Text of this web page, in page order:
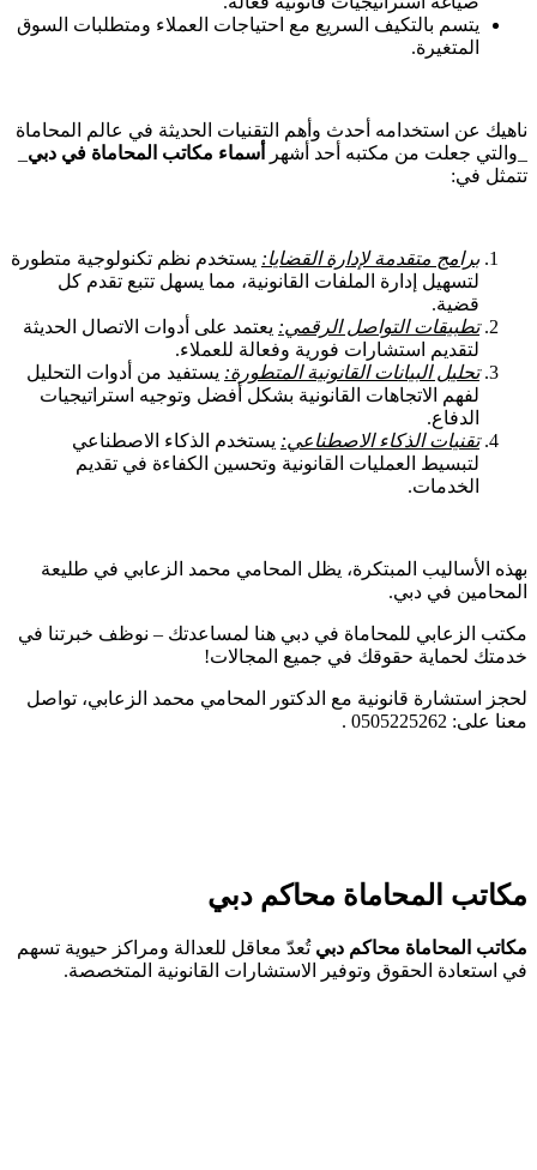
يتسم بالتكيف السريع مع احتياجات العملاء ومتطلبات السوق
المتغيرة.
ناهيك عن استخدامه أحدث وأهم التقنيات الحديثة في عالم المحاماة
_والتي جعلت من مكتبه أحد أشهر
أسماء مكاتب المحاماة في دبي
تتمثل في:
برامج متقدمة لإدارة القضايا: يستخدم نظم تكنولوجية متطورة
لتسهيل إدارة الملفات القانونية، مما يسهل تتبع تقدم كل
قضية.
تطبيقات التواصل الرقمي: يعتمد على أدوات الاتصال الحديثة
لتقديم استشارات فورية وفعالة للعملاء.
تحليل البيانات القانونية المتطورة: يستفيد من أدوات التحليل
لفهم الاتجاهات القانونية بشكل أفضل وتوجيه استراتيجيات
الدفاع.
تقنيات الذكاء الاصطناعي: يستخدم الذكاء الاصطناعي
لتبسيط العمليات القانونية وتحسين الكفاءة في تقديم
الخدمات.
بهذه الأساليب المبتكرة، يظل المحامي محمد الزعابي في طليعة
المحامين في دبي.
مكتب الزعابي للمحاماة في دبي هنا لمساعدتك – نوظف خبرتنا في
خدمتك لحماية حقوقك في جميع المجالات!
لحجز استشارة قانونية مع الدكتور المحامي محمد الزعابي، تواصل
معنا على: 0505225262 .
مكاتب المحاماة محاكم دبي
مكاتب المحاماة محاكم دبي تُعدّ معاقل للعدالة ومراكز حيوية تسهم
في استعادة الحقوق وتوفير الاستشارات القانونية المتخصصة.